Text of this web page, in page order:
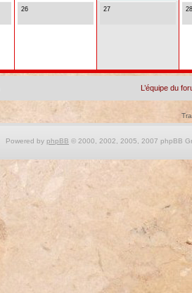
26 27 28
L’équipe du
Powered by phpBB © 2000, 2002, 2005, 2007 phpBB